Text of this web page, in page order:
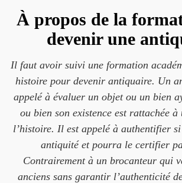
À propos de la
devenir une
Il faut avoir suivi une formation
histoire pour devenir antiquaire. Un
appelé à évaluer un objet ou un bien
ou bien son existence est rattachée à
l’histoire. Il est appelé à authentifier
antiquité et pourra le certifier
Contrairement à un brocanteur qui
anciens sans garantir l’authenticité